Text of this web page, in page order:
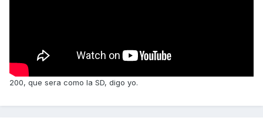
200, que sera como la SD, digo yo.